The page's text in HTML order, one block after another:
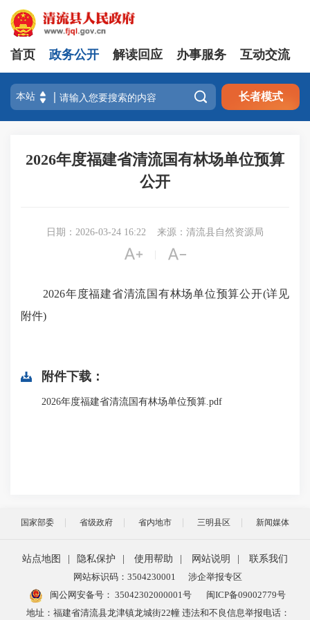
首页 政务公开 解读回应 办事服务 互动交流
 长者模式
2026年度福建省清流国有林场单位预算
公开
日期：2026-03-24 16:22 来源：清流县自然资源局
 
2026年度福建省清流国有林场单位预算公开(详见
附件)
附件下载：
2026年度福建省清流国有林场单位预算.pdf
国家部委 省级政府 省内地市 三明县区 新闻媒体
站点地图 隐私保护 使用帮助 网站说明
联系我们
网站标识码：3504230001
涉企举报专区
闽公网安备号： 35042302000001号
闽ICP备09002779号
地址：福建省清流县龙津镇龙城街22幢 违法和不良信息举报电话：